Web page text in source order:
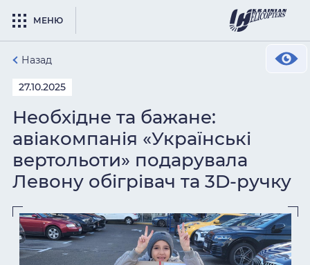
МЕНЮ
Назад
27.10.2025
Необхідне та бажане:
авіакомпанія «Українські
вертольоти» подарувала
Левону обігрівач та 3D-ручку